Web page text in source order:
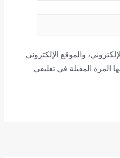
والموقع الإلكتروني
المرة المقبلة في تعليقي.